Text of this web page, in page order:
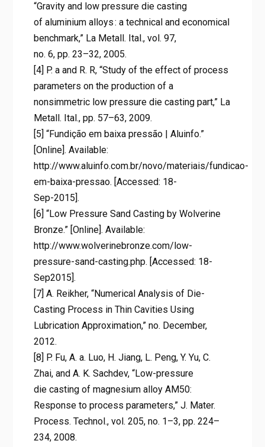
“Gravity and low pressure die casting
of aluminium alloys : a technical and economical
benchmark,” La Metall. Ital., vol. 97,
no. 6, pp. 23–32, 2005.
[4] P. a and R. R, “Study of the effect of process
parameters on the production of a
nonsimmetric low pressure die casting part,” La
Metall. Ital., pp. 57–63, 2009.
[5] “Fundição em baixa pressão | Aluinfo.”
[Online]. Available:
http://www.aluinfo.com.br/novo/materiais/fundicao-
em-baixa-pressao. [Accessed: 18-
Sep-2015].
[6] “Low Pressure Sand Casting by Wolverine
Bronze.” [Online]. Available:
http://www.wolverinebronze.com/low-
pressure-sand-casting.php. [Accessed: 18-
Sep2015].
[7] A. Reikher, “Numerical Analysis of Die-
Casting Process in Thin Cavities Using
Lubrication Approximation,” no. December,
2012.
[8] P. Fu, A. a. Luo, H. Jiang, L. Peng, Y. Yu, C.
Zhai, and A. K. Sachdev, “Low-pressure
die casting of magnesium alloy AM50:
Response to process parameters,” J. Mater.
Process. Technol., vol. 205, no. 1–3, pp. 224–
234, 2008.